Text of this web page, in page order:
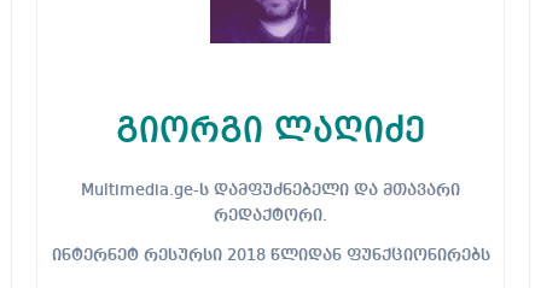
გიორგი ლაღიძე
Multimedia.ge-ს დამფუძნებელი და მთავარი
რედაქტორი.
ინტერნეტ რესურსი 2018 წლიდან ფუნქციონირებს